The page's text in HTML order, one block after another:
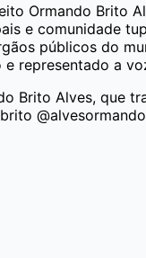
Ormando Brito
e comunidade
públicos do
representado a
Brito Alves, que
@alvesormando